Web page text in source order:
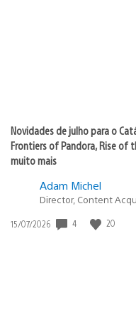
Novidades de julho para o
Frontiers of Pandora, Rise of
muito mais
Adam Michel
Director, Content
Data
15/07/2026 4 20